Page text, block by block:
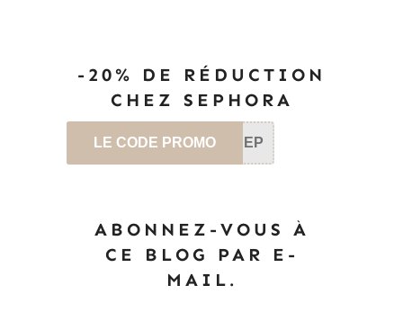
-20% DE RÉDUCTION
CHEZ SEPHORA
LE CODE PROMO SEP
ABONNEZ-VOUS À
CE BLOG PAR E-
MAIL.